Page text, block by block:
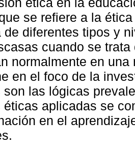
se refiere a la
de diferentes tipos y
cuando se
normalmente en
en el foco de la
son las lógicas
éticas aplicadas se
en el